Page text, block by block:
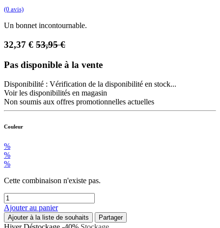
(0 avis)
Un bonnet incontournable.
32,37 € 53,95€
Pas disponible à la vente
Disponibilité : Vérification de la disponibilité en stock...
Voir les disponibilités en magasin
Non soumis aux offres promotionnelles actuelles
Couleur
%
%
%
Cette combinaison n'existe pas.
Ajouter au panier
Ajouter à la liste de souhaits Partager